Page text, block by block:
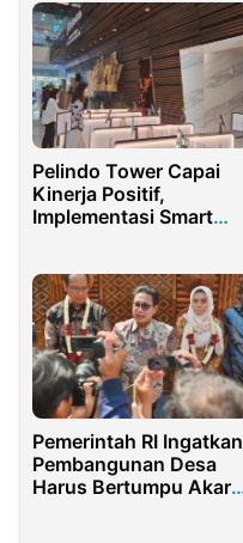
Pelindo Tower Capai
Kinerja Positif,
Implementasi Smart
Pemerintah RI Ingatkan
Pembangunan Desa
Harus Bertumpu Akar